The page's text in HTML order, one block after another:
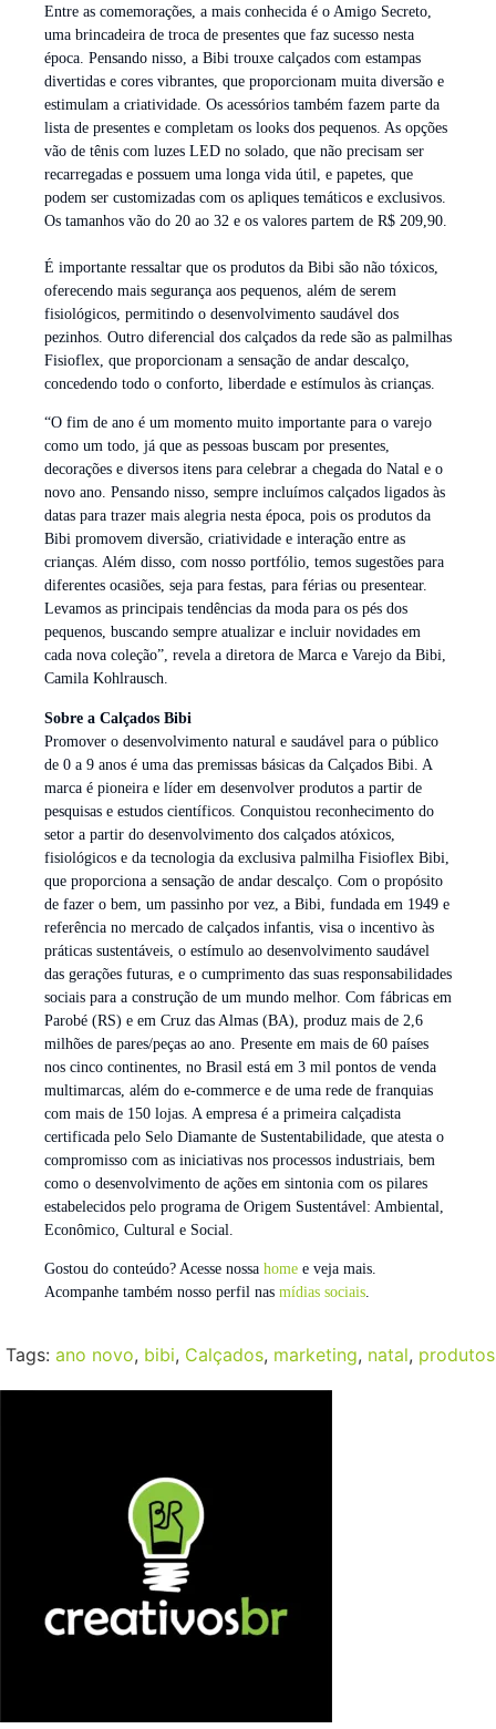
Entre as comemorações, a mais conhecida é o Amigo Secreto,
uma brincadeira de troca de presentes que faz sucesso nesta
época. Pensando nisso, a Bibi trouxe calçados com estampas
divertidas e cores vibrantes, que proporcionam muita diversão e
estimulam a criatividade. Os acessórios também fazem parte da
lista de presentes e completam os looks dos pequenos. As opções
vão de tênis com luzes LED no solado, que não precisam ser
recarregadas e possuem uma longa vida útil, e papetes, que
podem ser customizadas com os apliques temáticos e exclusivos.
Os tamanhos vão do 20 ao 32 e os valores partem de R$ 209,90.
É importante ressaltar que os produtos da Bibi são não tóxicos,
oferecendo mais segurança aos pequenos, além de serem
fisiológicos, permitindo o desenvolvimento saudável dos
pezinhos. Outro diferencial dos calçados da rede são as palmilhas
Fisioflex, que proporcionam a sensação de andar descalço,
concedendo todo o conforto, liberdade e estímulos às crianças.
“O fim de ano é um momento muito importante para o varejo
como um todo, já que as pessoas buscam por presentes,
decorações e diversos itens para celebrar a chegada do Natal e o
novo ano. Pensando nisso, sempre incluímos calçados ligados às
datas para trazer mais alegria nesta época, pois os produtos da
Bibi promovem diversão, criatividade e interação entre as
crianças. Além disso, com nosso portfólio, temos sugestões para
diferentes ocasiões, seja para festas, para férias ou presentear.
Levamos as principais tendências da moda para os pés dos
pequenos, buscando sempre atualizar e incluir novidades em
cada nova coleção”, revela a diretora de Marca e Varejo da Bibi,
Camila Kohlrausch.
Sobre a Calçados Bibi
Promover o desenvolvimento natural e saudável para o público
de 0 a 9 anos é uma das premissas básicas da Calçados Bibi. A
marca é pioneira e líder em desenvolver produtos a partir de
pesquisas e estudos científicos. Conquistou reconhecimento do
setor a partir do desenvolvimento dos calçados atóxicos,
fisiológicos e da tecnologia da exclusiva palmilha Fisioflex Bibi,
que proporciona a sensação de andar descalço. Com o propósito
de fazer o bem, um passinho por vez, a Bibi, fundada em 1949 e
referência no mercado de calçados infantis, visa o incentivo às
práticas sustentáveis, o estímulo ao desenvolvimento saudável
das gerações futuras, e o cumprimento das suas responsabilidades
sociais para a construção de um mundo melhor. Com fábricas em
Parobé (RS) e em Cruz das Almas (BA), produz mais de 2,6
milhões de pares/peças ao ano. Presente em mais de 60 países
nos cinco continentes, no Brasil está em 3 mil pontos de venda
multimarcas, além do e-commerce e de uma rede de franquias
com mais de 150 lojas. A empresa é a primeira calçadista
certificada pelo Selo Diamante de Sustentabilidade, que atesta o
compromisso com as iniciativas nos processos industriais, bem
como o desenvolvimento de ações em sintonia com os pilares
estabelecidos pelo programa de Origem Sustentável: Ambiental,
Econômico, Cultural e Social.
Gostou do conteúdo? Acesse nossa home e veja mais.
Acompanhe também nosso perfil nas mídias sociais.
Tags: ano novo, bibi, Calçados, marketing, natal, produtos